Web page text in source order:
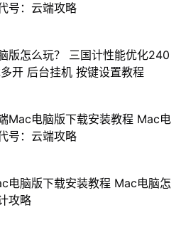
号：云端攻略
版怎么玩？ 三国计性能优化240
开 后台挂机 按键设置教程
Mac电脑版下载安装教程 Mac电
号：云端攻略
电脑版下载安装教程 Mac电脑怎
攻略